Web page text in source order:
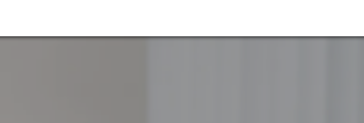
荷物運び コラム